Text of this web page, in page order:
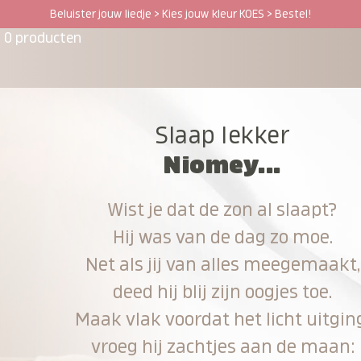
Beluister jouw liedje > Kies jouw kleur KOES > Bestel!
0 producten
Slaap lekker
Niomey...
Wist je dat de zon al slaapt?
Hij was van de dag zo moe.
Net als jij van alles meegemaakt,
deed hij blij zijn oogjes toe.
Maak vlak voordat het licht
vroeg hij zachtjes aan de maan: